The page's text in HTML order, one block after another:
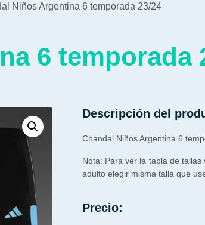
Niños Argentina 6 temporada 23/24
6 temporada
Descripción del
Chandal Niños Argentina 6
Nota: Para ver la tabla de
adulto elegir misma talla que
Precio: